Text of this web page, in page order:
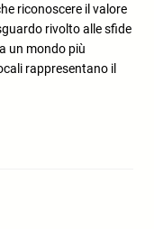
riconoscere il valore
rivolto alle sfide
un mondo più
rappresentano il